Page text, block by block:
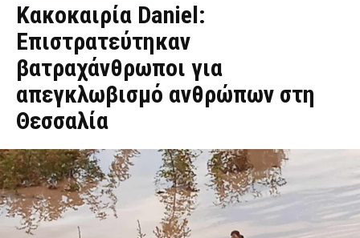
Κακοκαιρία Daniel:
Επιστρατεύτηκαν
βατραχάνθρωποι για
απεγκλωβισμό ανθρώπων στη
Θεσσαλία